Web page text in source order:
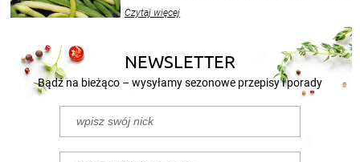
nasze propozycje!
Czytaj więcej
NEWSLETTER
Bądź na bieżąco – wysyłamy sezonowe przepisy i porady